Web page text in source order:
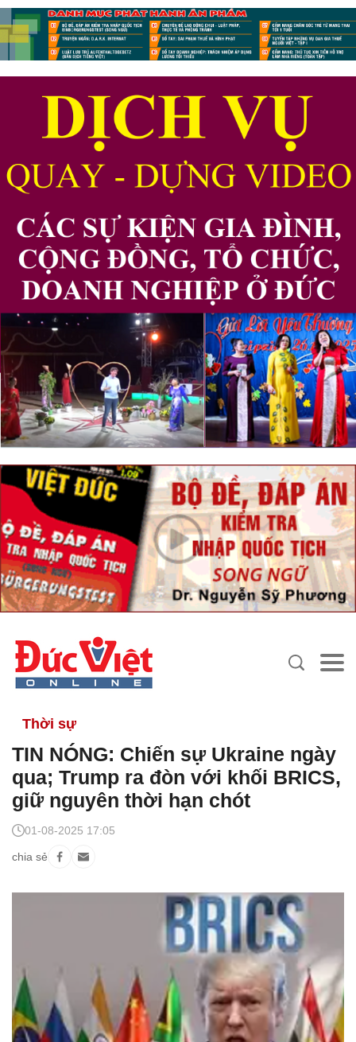
Thời sự
TIN NÓNG: Chiến sự Ukraine ngày
qua; Trump ra đòn với khối BRICS,
giữ nguyên thời hạn chót
chia sẻ
01-08-2025 17:05